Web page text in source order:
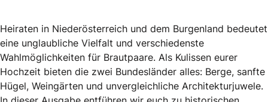
Heiraten in Niederösterreich und dem Burgenland bedeutet
eine unglaubliche Vielfalt und verschiedenste
Wahlmöglichkeiten für Brautpaare. Als Kulissen eurer
Hochzeit bieten die zwei Bundesländer alles: Berge, sanfte
Hügel, Weingärten und unvergleichliche Architekturjuwele.